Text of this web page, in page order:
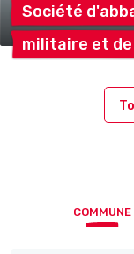
Société
militaire et de
COMMUNE